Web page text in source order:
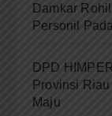
Damkar
Personil
DPD
Provinsi
Maju